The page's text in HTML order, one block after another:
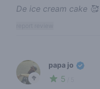
De ice cream cake 🥰
🥦
papa jo
5